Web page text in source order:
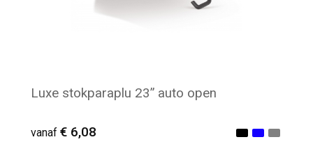
Luxe stokparaplu 23” auto open
vanaf € 6,08